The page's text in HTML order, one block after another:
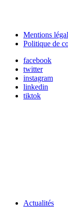
Mentions
Politique de
facebook
twitter
instagram
linkedin
tiktok
Actualités